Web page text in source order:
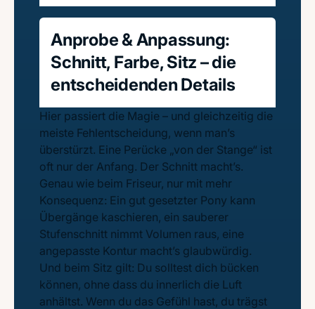
Anprobe & Anpassung:
Schnitt, Farbe, Sitz – die
entscheidenden Details
Hier passiert die Magie – und gleichzeitig die
meiste Fehlentscheidung, wenn man’s
überstürzt. Eine Perücke „von der Stange“ ist
oft nur der Anfang. Der Schnitt macht’s.
Genau wie beim Friseur, nur mit mehr
Konsequenz: Ein gut gesetzter Pony kann
Übergänge kaschieren, ein sauberer
Stufenschnitt nimmt Volumen raus, eine
angepasste Kontur macht’s glaubwürdig.
Und beim Sitz gilt: Du solltest dich bücken
können, ohne dass du innerlich die Luft
anhältst. Wenn du das Gefühl hast, du trägst